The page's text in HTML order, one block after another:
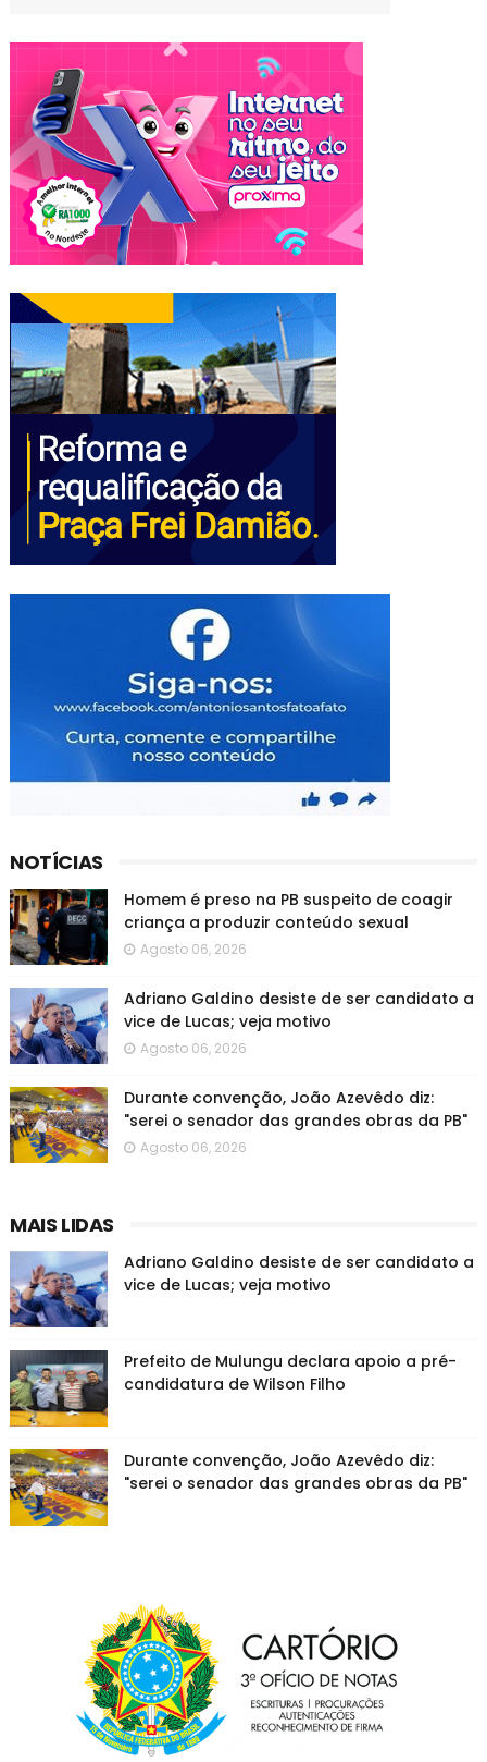
NOTÍCIAS
Homem é preso na PB suspeito de coagir
criança a produzir conteúdo sexual
Agosto 06, 2026
Adriano Galdino desiste de ser candidato a
vice de Lucas; veja motivo
Agosto 06, 2026
Durante convenção, João Azevêdo diz:
"serei o senador das grandes obras da PB"
Agosto 06, 2026
MAIS LIDAS
Adriano Galdino desiste de ser candidato a
vice de Lucas; veja motivo
Prefeito de Mulungu declara apoio a pré-
candidatura de Wilson Filho
Durante convenção, João Azevêdo diz:
"serei o senador das grandes obras da PB"